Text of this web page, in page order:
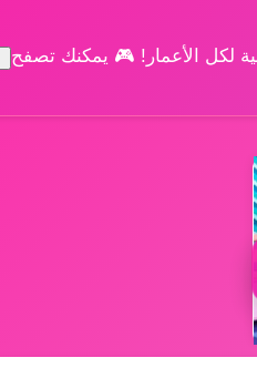
لكل الأعمار! 🎮 يمكنك تصفح